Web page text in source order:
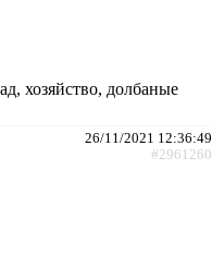
хозяйство, долбаные
26/11/2021 12:36:49
#2961260